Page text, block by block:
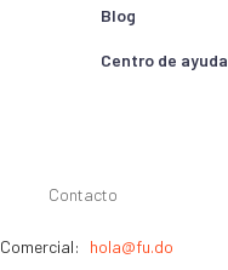
Blog
Centro de ayuda
Contacto
Comercial: hola@fu.do